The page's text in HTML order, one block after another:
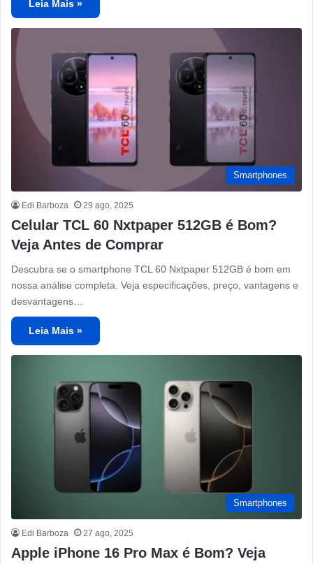
Leia Mais »
Smartphones
Edi Barboza 29 ago, 2025
Celular TCL 60 Nxtpaper 512GB é Bom?
Veja Antes de Comprar
Descubra se o smartphone TCL 60 Nxtpaper 512GB é bom em
nossa análise completa. Veja especificações, preço, vantagens e
desvantagens…
Leia Mais »
Smartphones
Edi Barboza 27 ago, 2025
Apple iPhone 16 Pro Max é Bom? Veja